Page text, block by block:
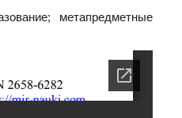
метапредметные